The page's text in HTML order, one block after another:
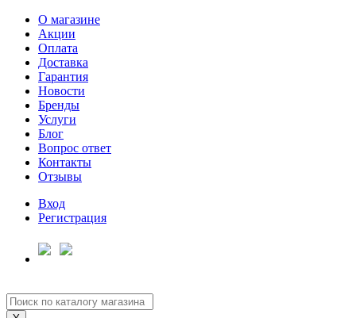
О магазине
Акции
Оплата
Доставка
Гарантия
Новости
Бренды
Услуги
Блог
Вопрос ответ
Контакты
Отзывы
Вход
Регистрация
Для клиентов всех банков
Разбейте
оплатуна части
без переплат
График платежей
Сегодня
25%